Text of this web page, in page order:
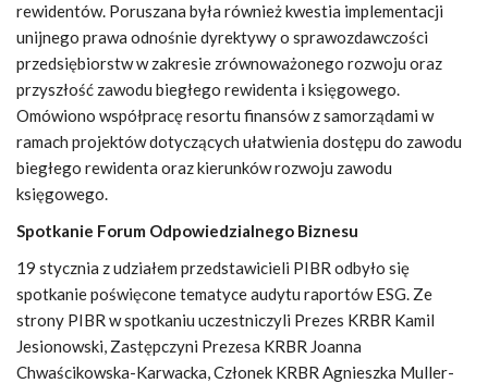
rewidentów. Poruszana była również kwestia implementacji
unijnego prawa odnośnie dyrektywy o sprawozdawczości
przedsiębiorstw w zakresie zrównoważonego rozwoju oraz
przyszłość zawodu biegłego rewidenta i księgowego.
Omówiono współpracę resortu finansów z samorządami w
ramach projektów dotyczących ułatwienia dostępu do zawodu
biegłego rewidenta oraz kierunków rozwoju zawodu
księgowego.
Spotkanie Forum Odpowiedzialnego Biznesu
19 stycznia z udziałem przedstawicieli PIBR odbyło się
spotkanie poświęcone tematyce audytu raportów ESG. Ze
strony PIBR w spotkaniu uczestniczyli Prezes KRBR Kamil
Jesionowski, Zastępczyni Prezesa KRBR Joanna
Chwaścikowska-Karwacka, Członek KRBR Agnieszka Muller-